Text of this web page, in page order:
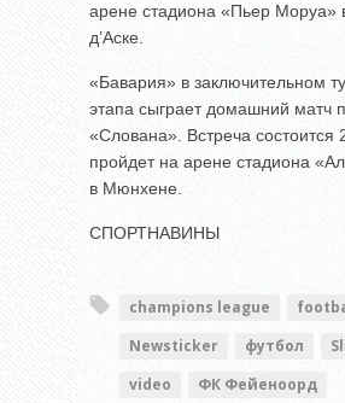
арене стадиона «Пьер Моруа»
д’Аске.
«Бавария» в заключительном
этапа сыграет домашний матч
«Слована». Встреча состоится
пройдет на арене стадиона
в Мюнхене.
СПОРТНАВИНЫ
champions league
Newsticker
футбол
video
ФК Фейеноорд